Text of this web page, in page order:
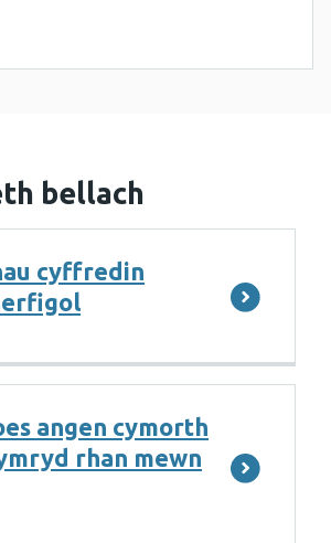
bellach
cyffredin
angen cymorth
rhan mewn